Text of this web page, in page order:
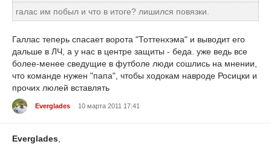
галас им побыл и что в итоге? лишился повязки.
Галлас теперь спасает ворота "Тоттенхэма" и выводит его
дальше в ЛЧ, а у нас в центре защиты - беда. уже ведь все
более-менее сведущие в футболе люди сошлись на мнении,
что команде нужен "папа", чтобы ходокам навроде Росицки и
прочих люлей вставлять
Everglades 10 марта 2011 17:41
Everglades